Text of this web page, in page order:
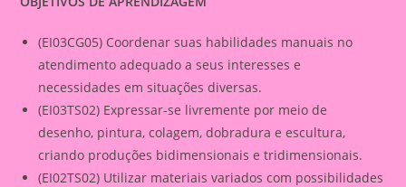
(EI03CG05) Coordenar suas habilidades manuais no
atendimento adequado a seus interesses e
necessidades em situações diversas.
(EI03TS02) Expressar-se livremente por meio de
desenho, pintura, colagem, dobradura e escultura,
criando produções bidimensionais e tridimensionais.
(EI02TS02) Utilizar materiais variados com possibilidades